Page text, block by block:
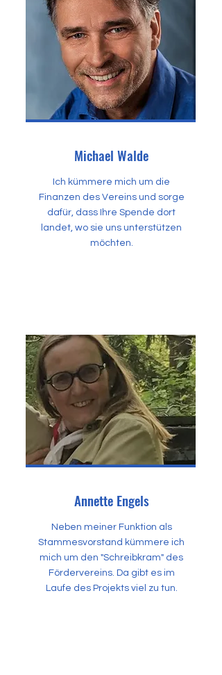
Michael Walde
Ich kümmere mich um die
Finanzen des Vereins und sorge
dafür, dass Ihre Spende dort
landet, wo sie uns unterstützen
möchten.
Annette Engels
Neben meiner Funktion als
Stammesvorstand kümmere ich
mich um den "Schreibkram" des
Fördervereins. Da gibt es im
Laufe des Projekts viel zu tun.